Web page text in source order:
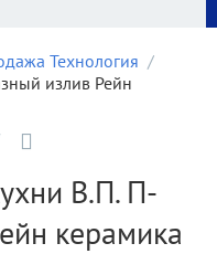
Технология /
излив Рейн
В.П. П-
керамика